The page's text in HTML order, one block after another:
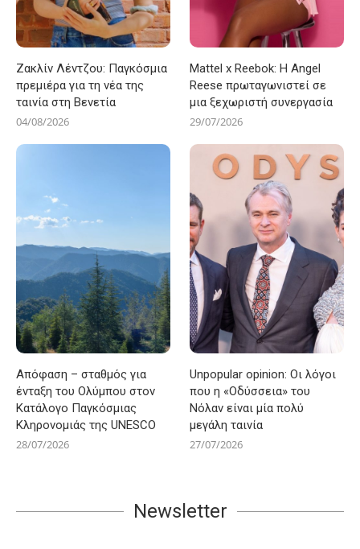
Ζακλίν Λέντζου: Παγκόσμια
πρεμιέρα για τη νέα της
ταινία στη Βενετία
04/08/2026
Mattel x Reebok: Η Angel
Reese πρωταγωνιστεί σε
μια ξεχωριστή συνεργασία
29/07/2026
Απόφαση – σταθμός για
ένταξη του Ολύμπου στον
Κατάλογο Παγκόσμιας
Κληρονομιάς της UNESCO
28/07/2026
Unpopular opinion: Οι λόγοι
που η «Οδύσσεια» του
Νόλαν είναι μία πολύ
μεγάλη ταινία
27/07/2026
Newsletter